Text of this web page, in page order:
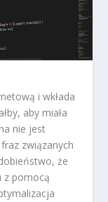
i wkłada
aby miała
nie jest
związanych
że
z pomocą